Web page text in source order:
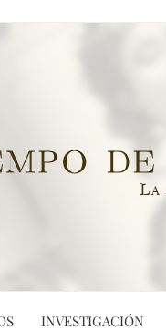
INVESTIGACIÓN